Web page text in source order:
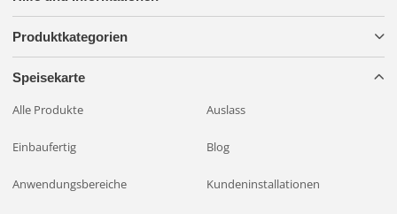
Produktkategorien
Speisekarte
Alle Produkte Auslass
Einbaufertig Blog
Anwendungsbereiche Kundeninstallationen